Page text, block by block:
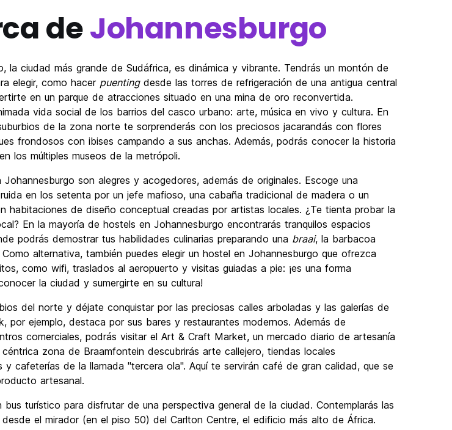
deJohannesburgo
la ciudad más grande de Sudáfrica, es dinámica y vibrante. Tendrás un montón de
elegir, como hacer puentingdesde las torres de refrigeración de una antigua central
en un parque de atracciones situado en una mina de oro reconvertida.
vida social de los barrios del casco urbano: arte, música en vivo y cultura. En
de la zona norte te sorprenderás con los preciosos jacarandás con flores
frondosos con ibises campando a sus anchas. Además, podrás conocer la historia
los múltiples museos de la metrópoli.
Johannesburgo son alegres y acogedores, además de originales. Escoge una
en los setenta por un jefe mafioso, una cabaña tradicional de madera o un
habitaciones de diseño conceptual creadas por artistas locales. ¿Te tienta probar la
En la mayoría de hostels en Johannesburgo encontrarás tranquilos espacios
podrás demostrar tus habilidades culinarias preparando una braai, la barbacoa
alternativa, también puedes elegir un hostel en Johannesburgo que ofrezca
como wifi, traslados al aeropuerto y visitas guiadas a pie: ¡es una forma
la ciudad y sumergirte en su cultura!
del norte y déjate conquistar por las preciosas calles arboladas y las galerías de
por ejemplo, destaca por sus bares y restaurantes modernos. Además de
comerciales, podrás visitar el Art & Craft Market, un mercado diario de artesanía
zona de Braamfontein descubrirás arte callejero, tiendas locales
y cafeterías de la llamada "tercera ola". Aquí te servirán café de gran calidad, que se
artesanal.
turístico para disfrutar de una perspectiva general de la ciudad. Contemplarás las
el mirador (en el piso 50) del Carlton Centre, el edificio más alto de África.